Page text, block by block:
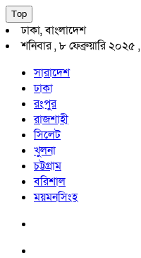
Top
ঢাকা, বাংলাদেশ
শনিবার , ৮ ফেব্রুয়ারি ২০২৫ ,
সারাদেশ
ঢাকা
রংপুর
রাজশাহী
সিলেট
খুলনা
চট্টগ্রাম
বরিশাল
ময়মনসিংহ